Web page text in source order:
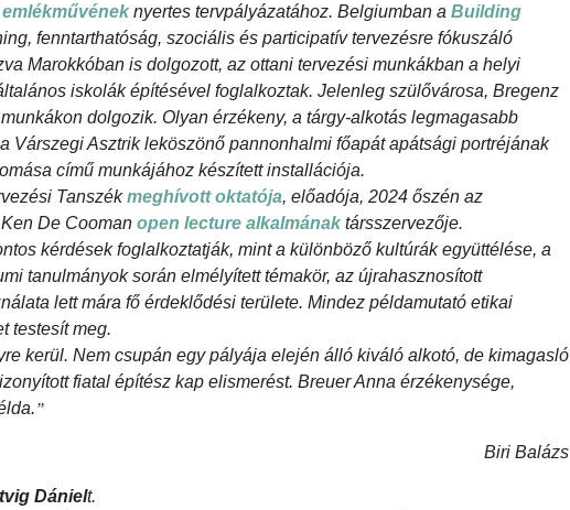
nyertes tervpályázatához. Belgiumban a Building
fenntarthatóság, szociális és participatív tervezésre fókuszáló
Marokkóban is dolgozott, az ottani tervezési munkákban a helyi
iskolák építésével foglalkoztak. Jelenleg szülővárosa, Bregenz
dolgozik. Olyan érzékeny, a tárgy-alkotás legmagasabb
Asztrik leköszönő pannonhalmi főapát apátsági portréjának
című munkájához készített installációja.
Tanszékmeghívott oktatója, előadója, 2024 őszén az
De Cooman open lecture alkalmának társszervezője.
kérdések foglalkoztatják, mint a különböző kultúrák együttélése, a
tanulmányok során elmélyített témakör, az újrahasznosított
lett mára fő érdeklődési területe. Mindez példamutató etikai
testesít meg.
kerül. Nem csupán egy pályája elején álló kiváló alkotó, de kimagasló
fiatal építész kap elismerést. Breuer Anna érzékenysége,
”
Biri Balázs
Dánielt.